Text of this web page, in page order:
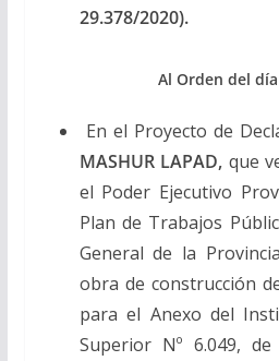
29.378/2020).
Al Orden del
En el Proyecto de
MASHUR LAPAD, que
el Poder Ejecutivo
Plan de Trabajos
General de la
obra de construcción
para el Anexo del
Superior Nº 6.049,